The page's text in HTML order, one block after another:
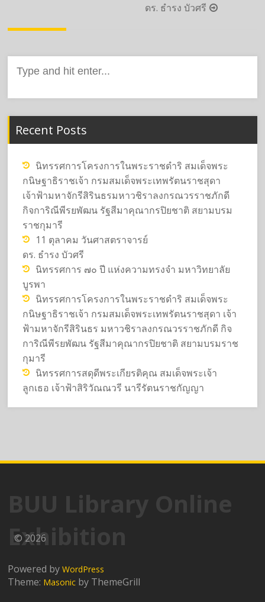
ดร. ธำรง บัวศรี
for:
Recent Posts
นิทรรศการโครงการในพระราชดำริ สมเด็จพระ
กนิษฐาธิราชเจ้า กรมสมเด็จพระเทพรัตนราชสุดา
เจ้าฟ้ามหาจักรีสิรินธรมหาวชิราลงกรณวรราชภักดี
กิจการิณีพีรยพัฒน รัฐสีมาคุณากรปิยชาติ สยามบรม
ราชกุมารี
11 ตุลาคม วันศาสตราจารย์
ดร. ธำรง บัวศรี
นิทรรศการ ๗๐ ปี แห่งความทรงจำ มหาวิทยาลัย
บูรพา
นิทรรศการโครงการในพระราชดำริ สมเด็จพระ
กนิษฐาธิราชเจ้า กรมสมเด็จพระเทพรัตนราชสุดา เจ้า
ฟ้ามหาจักรีสิรินธร มหาวชิราลงกรณวรราชภักดี กิจ
การิณีพีรยพัฒน รัฐสีมาคุณากรปิยชาติ สยามบรมราช
กุมารี
นิทรรศการสดุดีพระเกียรติคุณ สมเด็จพระเจ้า
ลูกเธอ เจ้าฟ้าสิริวัณณวรี นารีรัตนราชกัญญา
BUU Library Online
Exhibition
© 2026
Powered byWordPress
Theme: Masonic by ThemeGrill